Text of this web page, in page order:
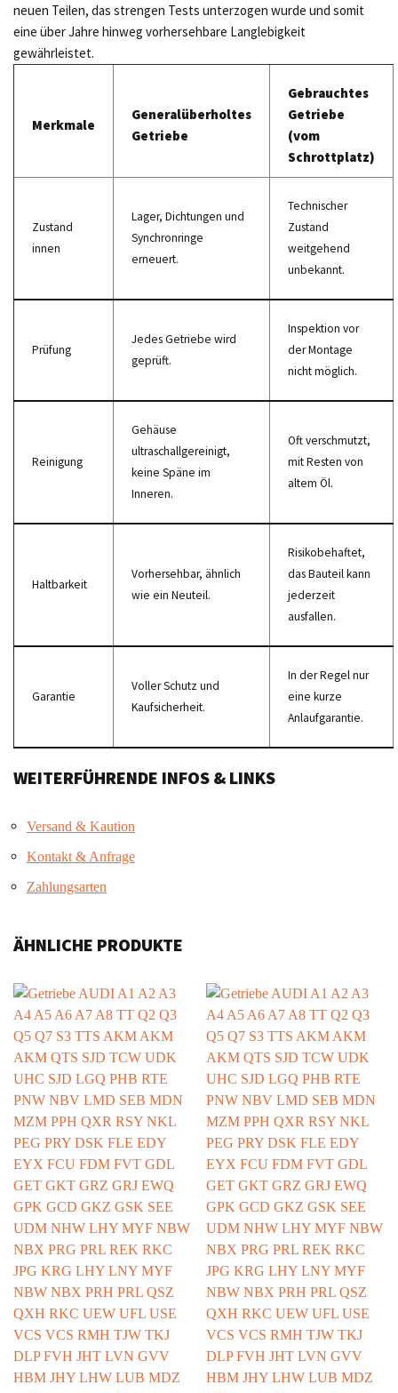
neuen Teilen, das strengen Tests unterzogen wurde und somit
eine über Jahre hinweg vorhersehbare Langlebigkeit
gewährleistet.
Merkmale
Generalüberholtes
Getriebe
Gebrauchtes
Getriebe
(vom
Schrottplatz)
Zustand
innen
Lager, Dichtungen und
Synchronringe
erneuert.
Technischer
Zustand
weitgehend
unbekannt.
Prüfung
Jedes Getriebe wird
geprüft.
Inspektion vor
der Montage
nicht möglich.
Reinigung
Gehäuse
ultraschallgereinigt,
keine Späne im
Inneren.
Oft verschmutzt,
mit Resten von
altem Öl.
Haltbarkeit
Vorhersehbar, ähnlich
wie ein Neuteil.
Risikobehaftet,
das Bauteil kann
jederzeit
ausfallen.
Garantie
Voller Schutz und
Kaufsicherheit.
In der Regel nur
eine kurze
Anlaufgarantie.
WEITERFÜHRENDE INFOS & LINKS
Versand & Kaution
Kontakt & Anfrage
Zahlungsarten
ÄHNLICHE PRODUKTE